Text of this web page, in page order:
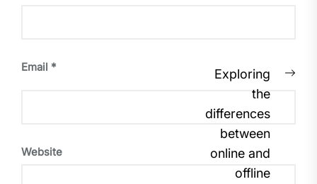
Email *
Website
Exploring
the
differences
between
online and
offline